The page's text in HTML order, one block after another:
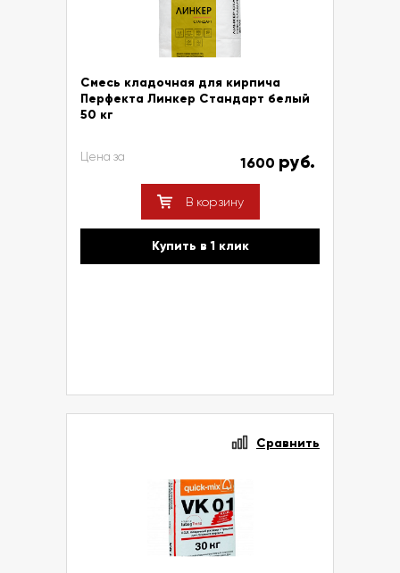
Смесь кладочная для кирпича
Перфекта Линкер Стандарт белый
50 кг
Цена за 1600 руб.
В корзину
Купить в 1 клик
Сравнить